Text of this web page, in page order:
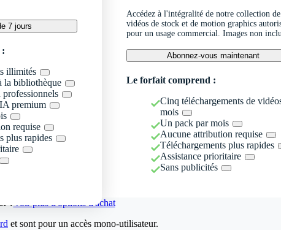
7 jours
:
illimités
la bibliothèque
premium
requise
plus rapides
Accédez à l'intégralité de notre collection de
vidéos de stock et de motion graphics
pour un usage commercial. Images non
Abonnez-vous maintenant
Le forfait comprend :
Cinq téléchargements de
mois
Un pack par mois
Aucune attribution requise
Téléchargements plus rapides
Assistance prioritaire
Sans publicités
?Voir plus d'options d'achat
et sont pour un accès mono-utilisateur.